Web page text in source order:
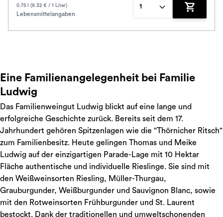
0.75 l (9.32 € / 1 Liter)
Lebensmittelangaben
1
Zum
Eine Familienangelegenheit bei Familie
Ludwig
Das Familienweingut Ludwig blickt auf eine lange und
erfolgreiche Geschichte zurück. Bereits seit dem 17.
Jahrhundert gehören Spitzenlagen wie die "Thörnicher Ritsch"
zum Familienbesitz. Heute gelingen Thomas und Meike
Ludwig auf der einzigartigen Parade-Lage mit 10 Hektar
Fläche authentische und individuelle Rieslinge. Sie sind mit
den Weißweinsorten Riesling, Müller-Thurgau,
Grauburgunder, Weißburgunder und Sauvignon Blanc, sowie
mit den Rotweinsorten Frühburgunder und St. Laurent
bestockt. Dank der traditionellen und umweltschonenden